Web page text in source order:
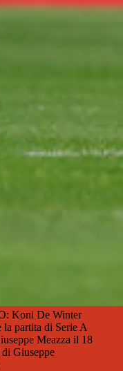
Koni De Winter
partita di Serie A
Meazza il 18
Giuseppe